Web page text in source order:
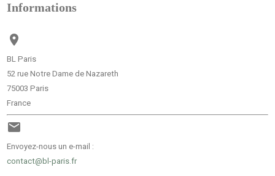
Informations

BL Paris
52 rue Notre Dame de Nazareth
75003 Paris
France

Envoyez-nous un e-mail :
contact@bl-paris.fr